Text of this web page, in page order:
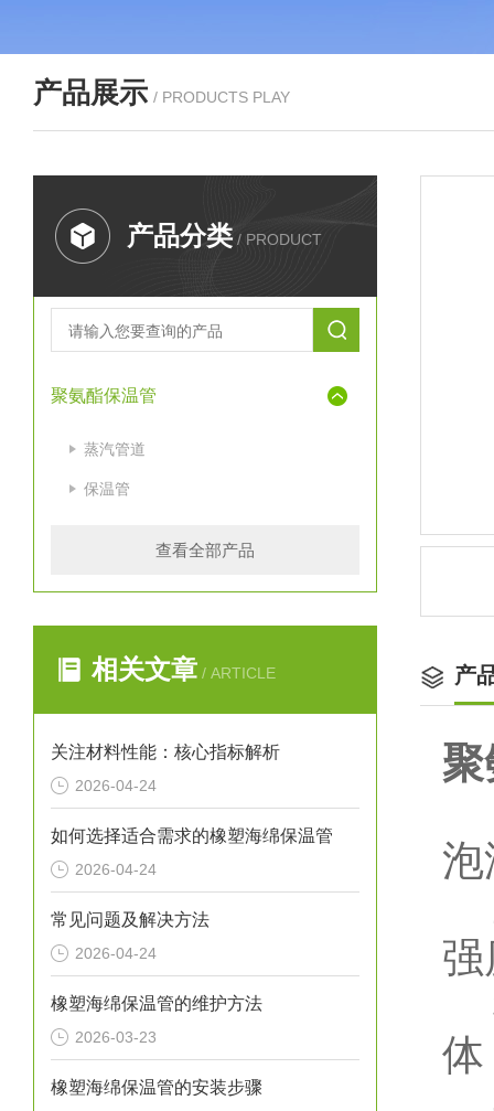
产品展示 / PRODUCTS PLAY
产品分类 / PRODUCT
聚氨酯保温管
蒸汽管道
保温管
查看全部产品
相关文章 / ARTICLE
关注材料性能：核心指标解析
2026-04-24
如何选择适合需求的橡塑海绵保温管
2026-04-24
常见问题及解决方法
2026-04-24
橡塑海绵保温管的维护方法
2026-03-23
橡塑海绵保温管的安装步骤
产
聚
体